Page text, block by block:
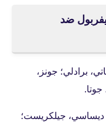
ضد
برادلي؛ جونز،
جوتا.
ديساسي، جيلكريست؛